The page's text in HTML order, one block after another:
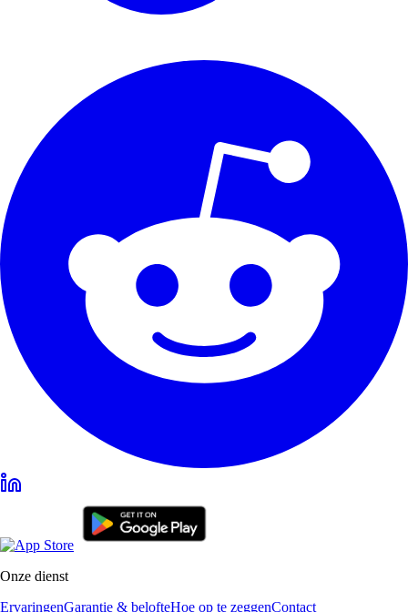
Onze dienst
ErvaringenGarantie & belofteHoe op te zeggenContact